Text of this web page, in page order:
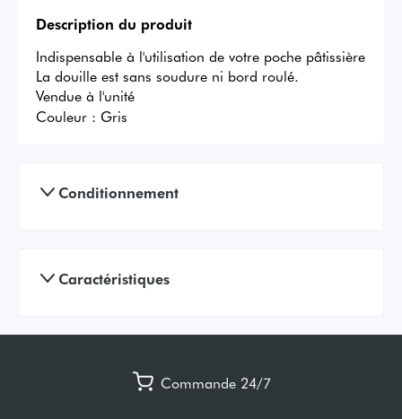
Description du produit
Indispensable à l'utilisation de votre poche pâtissière
La douille est sans soudure ni bord roulé.
Vendue à l'unité
Couleur : Gris
Conditionnement
Caractéristiques
Commande 24/7